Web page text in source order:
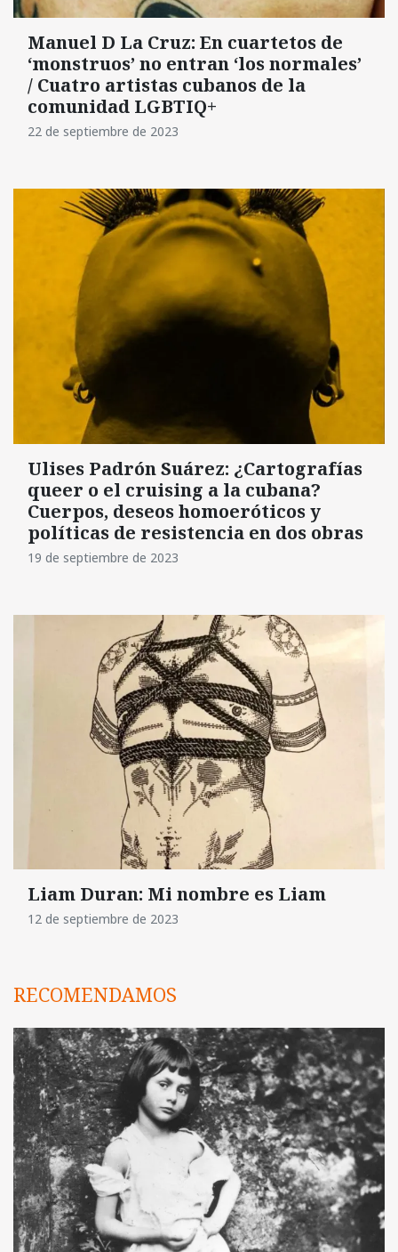
Manuel D La Cruz: En cuartetos de
‘monstruos’ no entran ‘los normales’
/ Cuatro artistas cubanos de la
comunidad LGBTIQ+
22 de septiembre de 2023
Ulises Padrón Suárez: ¿Cartografías
queer o el cruising a la cubana?
Cuerpos, deseos homoeróticos y
políticas de resistencia en dos obras
19 de septiembre de 2023
Liam Duran: Mi nombre es Liam
12 de septiembre de 2023
RECOMENDAMOS